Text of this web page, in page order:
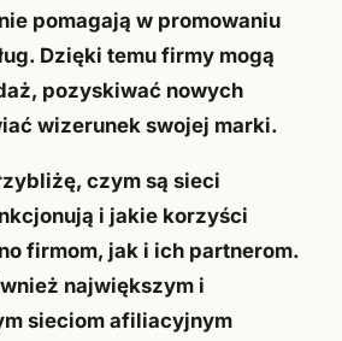
pomagają w promowaniu
Dzięki temu firmy mogą
pozyskiwać nowych
wizerunek swojej marki.
czym są sieci
i jakie korzyści
firmom, jak i ich partnerom.
największym i
sieciom afiliacyjnym